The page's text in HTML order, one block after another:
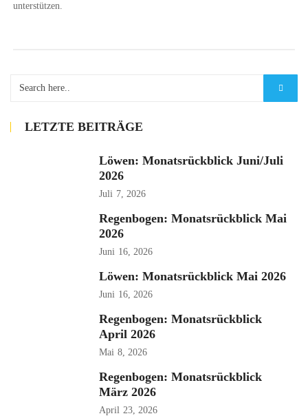
unterstützen.
LETZTE BEITRÄGE
Löwen: Monatsrückblick Juni/Juli
2026
Juli 7, 2026
Regenbogen: Monatsrückblick Mai
2026
Juni 16, 2026
Löwen: Monatsrückblick Mai 2026
Juni 16, 2026
Regenbogen: Monatsrückblick
April 2026
Mai 8, 2026
Regenbogen: Monatsrückblick
März 2026
April 23, 2026